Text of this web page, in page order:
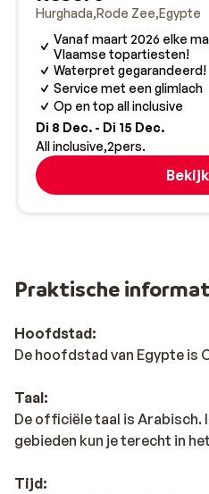
handbeschilderd
Hurghada Rode Zee Egypte
Vanaf maart 2026 elke
Vlaamse topartiesten!
Waterpret gegarandeerd!
Service met een glimlach
Op en top all inclusive
Di 8 Dec. - Di 15 Dec.
All inclusive 2pers.
Bekijk
Praktische
Hoofdstad:
De hoofdstad van Egypte is
Taal:
De officiële taal is Arabisch.
gebieden kun je terecht in
Tijd: